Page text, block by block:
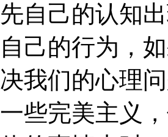
先自己的认知
自己的行为，
决我们的心理
一些完美主义